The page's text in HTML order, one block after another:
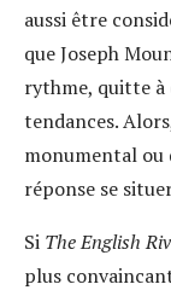
aussi être
que Joseph
rythme, quitte à
tendances.
monumental ou
réponse se
Si The English
plus